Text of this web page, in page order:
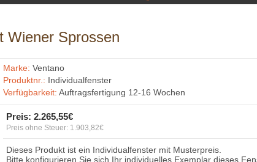
Wiener Sprossen
Marke: Ventano
Produktnr.: Individualfenster
Verfügbarkeit: Auftragsfertigung 12-16 Wochen
Preis: 2.265,55€
Preis ohne Steuer: 1.903,82€
Dieses Produkt ist ein Individualfenster mit Musterpreis.
Bitte konfigurieren Sie sich Ihr individuelles Exemplar dieses